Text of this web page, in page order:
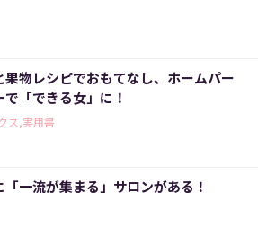
果物レシピでおもてなし、ホームパー
で「できる女」に！
ス,実用書
「一流が集まる」サロンがある！